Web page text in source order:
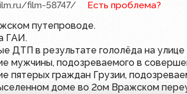
film-58747/
Есть проблема?
путепроводе.
ГАИ.
ДТП в результате гололёда на
мужчины, подозреваемого в
пятерых граждан Грузии,
доме во 2ом Вражском